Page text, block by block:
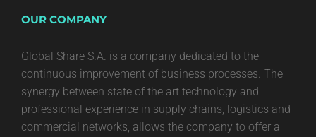
OUR COMPANY
Global Share S.A. is a company dedicated to the
continuous improvement of business processes. The
synergy between state of the art technology and
professional experience in supply chains, logistics and
commercial networks, allows the company to offer a